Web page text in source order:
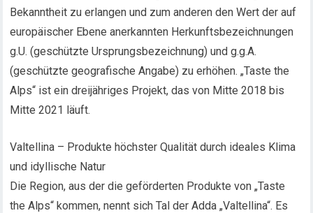
Bekanntheit zu erlangen und zum anderen den Wert der auf
europäischer Ebene anerkannten Herkunftsbezeichnungen
g.U. (geschützte Ursprungsbezeichnung) und g.g.A.
(geschützte geografische Angabe) zu erhöhen. „Taste the
Alps“ ist ein dreijähriges Projekt, das von Mitte 2018 bis
Mitte 2021 läuft.
Valtellina – Produkte höchster Qualität durch ideales Klima
und idyllische Natur
Die Region, aus der die geförderten Produkte von „Taste
the Alps“ kommen, nennt sich Tal der Adda „Valtellina“. Es